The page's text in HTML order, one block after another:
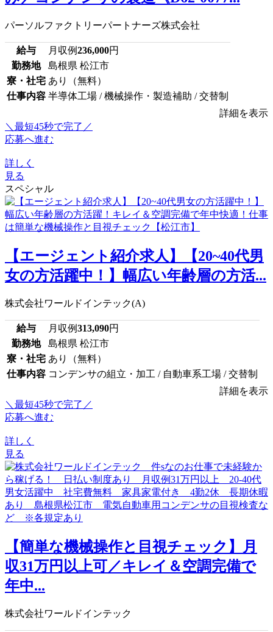
パーソルファクトリーパートナーズ株式会社
給与 月収例236,000円
勤務地
島根県 松江市
寮・社宅 あり（無料）
仕事内容 半導体工場 / 機械操作・製造補助 / 交替制
詳細を表示
＼最短45秒で完了／
応募へ進む
詳しく
見る
スペシャル
【エージェント紹介求人】【20~40代男
女の方活躍中！】幅広い年齢層の方活...
株式会社ワールドインテック(A)
給与 月収例313,090円
勤務地
島根県 松江市
寮・社宅 あり（無料）
仕事内容 コンデンサの組立・加工 / 自動車系工場 / 交替制
詳細を表示
＼最短45秒で完了／
応募へ進む
詳しく
見る
【簡単な機械操作と目視チェック】月
収31万円以上可／キレイ＆空調完備で
年中...
株式会社ワールドインテック